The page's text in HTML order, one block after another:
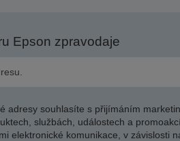
Epson zpravodaje
adresy souhlasíte s přijímáním
službách, událostech a
elektronické komunikace, v závislosti